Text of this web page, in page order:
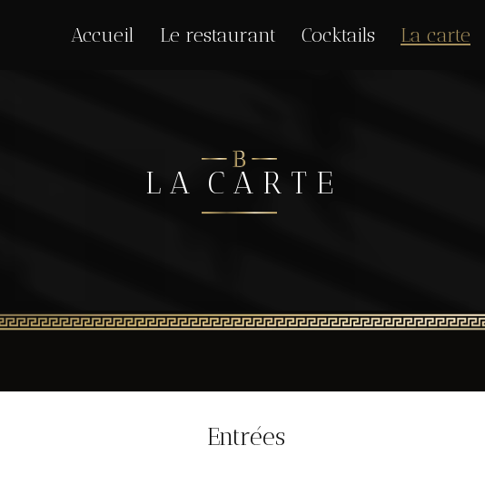
Accueil Le restaurant Cocktails La carte
L A C A R T E
Entrées